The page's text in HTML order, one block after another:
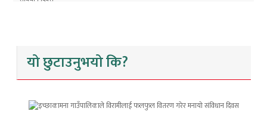
यो छुटाउनुभयो कि?